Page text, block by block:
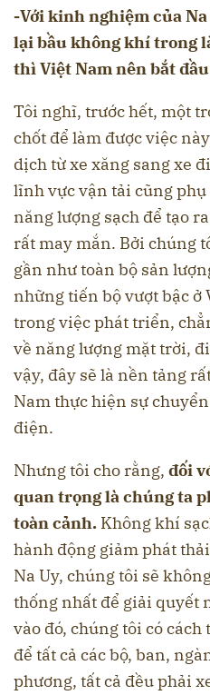
-Với kinh nghiệm của
lại bầu không khí trong
thì Việt Nam nên bắt
Tôi nghĩ, trước hết, một
chốt để làm được việc
dịch từ xe xăng sang xe
lĩnh vực vận tải cũng
năng lượng sạch để tạo
rất may mắn. Bởi chúng
gần như toàn bộ sản
những tiến bộ vượt bậc ở
trong việc phát triển,
về năng lượng mặt trời,
vậy, đây sẽ là nền tảng
Nam thực hiện sự
điện.
Nhưng tôi cho rằng, đối
quan trọng là chúng ta
toàn cảnh. Không khí
hành động giảm phát
Na Uy, chúng tôi sẽ
thống nhất để giải quyết
vào đó, chúng tôi có
để tất cả các bộ, ban,
phương, tất cả đều phải